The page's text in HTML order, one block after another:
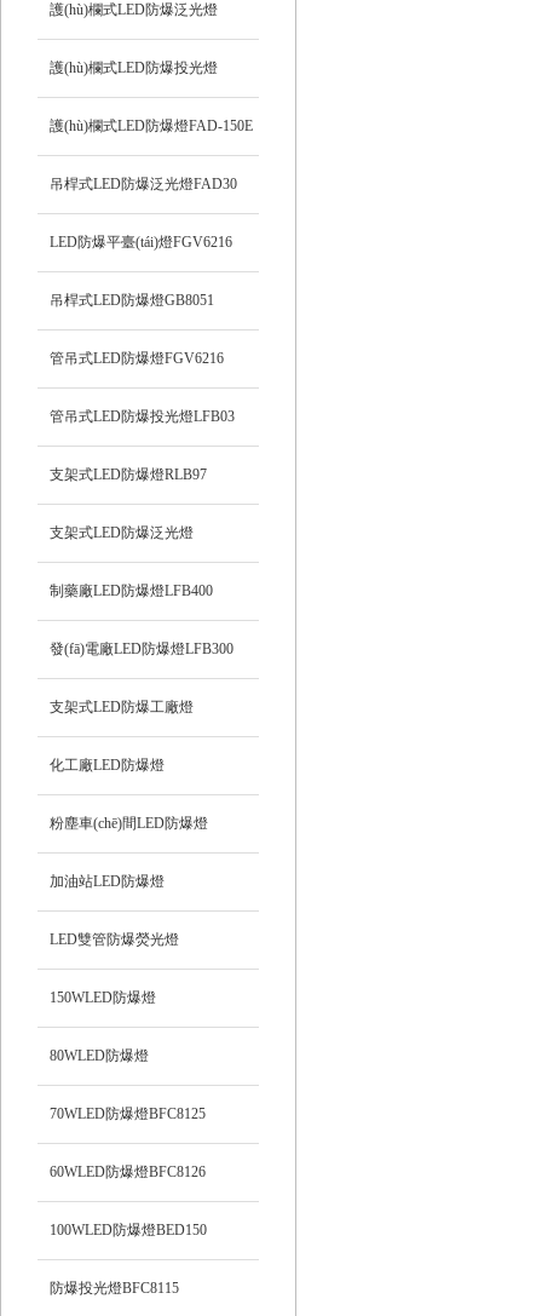
護(hù)欄式LED防爆泛光燈
HRD92
護(hù)欄式LED防爆投光燈
HRD93
護(hù)欄式LED防爆燈FAD-150E
吊桿式LED防爆泛光燈FAD30
LED防爆平臺(tái)燈FGV6216
吊桿式LED防爆燈GB8051
管吊式LED防爆燈FGV6216
管吊式LED防爆投光燈LFB03
支架式LED防爆燈RLB97
支架式LED防爆泛光燈
制藥廠LED防爆燈LFB400
發(fā)電廠LED防爆燈LFB300
支架式LED防爆工廠燈
化工廠LED防爆燈
粉塵車(chē)間LED防爆燈
加油站LED防爆燈
LED雙管防爆熒光燈
150WLED防爆燈
80WLED防爆燈
70WLED防爆燈BFC8125
60WLED防爆燈BFC8126
100WLED防爆燈BED150
防爆投光燈BFC8115